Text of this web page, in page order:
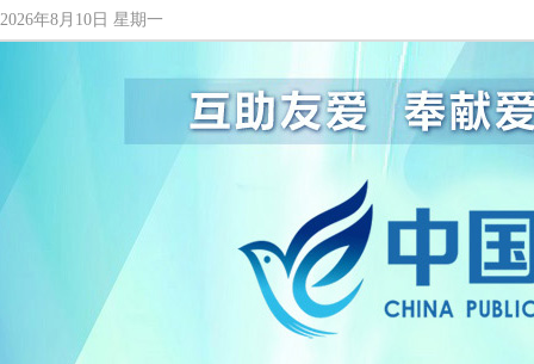
2026年8月10日 星期一